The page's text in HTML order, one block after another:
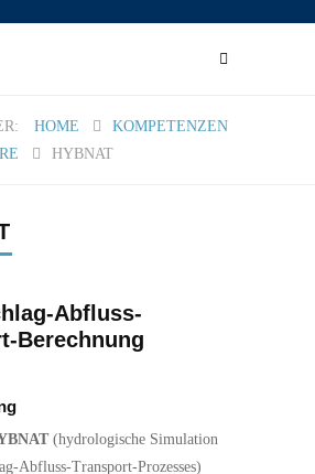
HOME
KOMPETENZEN
HYBNAT
Abfluss-
Berechnung
(hydrologische Simulation
Abfluss-Transport-Prozesses)